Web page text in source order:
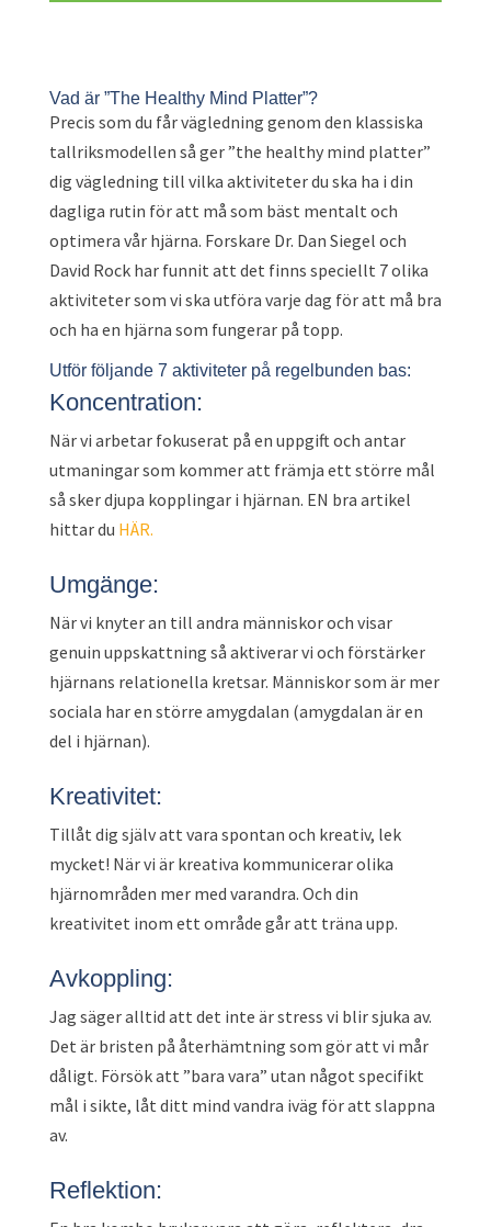
Vad är ”The Healthy Mind Platter”?
Precis som du får vägledning genom den klassiska
tallriksmodellen så ger ”the healthy mind platter”
dig vägledning till vilka aktiviteter du ska ha i din
dagliga rutin för att må som bäst mentalt och
optimera vår hjärna. Forskare Dr. Dan Siegel och
David Rock har funnit att det finns speciellt 7 olika
aktiviteter som vi ska utföra varje dag för att må bra
och ha en hjärna som fungerar på topp.
Utför följande 7 aktiviteter på regelbunden bas:
Koncentration:
När vi arbetar fokuserat på en uppgift och antar
utmaningar som kommer att främja ett större mål
så sker djupa kopplingar i hjärnan. EN bra artikel
hittar du HÄR.
Umgänge:
När vi knyter an till andra människor och visar
genuin uppskattning så aktiverar vi och förstärker
hjärnans relationella kretsar. Människor som är mer
sociala har en större amygdalan (amygdalan är en
del i hjärnan).
Kreativitet:
Tillåt dig själv att vara spontan och kreativ, lek
mycket! När vi är kreativa kommunicerar olika
hjärnområden mer med varandra. Och din
kreativitet inom ett område går att träna upp.
Avkoppling:
Jag säger alltid att det inte är stress vi blir sjuka av.
Det är bristen på återhämtning som gör att vi mår
dåligt. Försök att ”bara vara” utan något specifikt
mål i sikte, låt ditt mind vandra iväg för att slappna
av.
Reflektion: